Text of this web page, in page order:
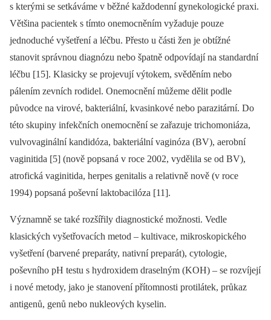
s kterými se setkáváme v běžné každodenní gynekologické praxi.
Většina pacientek s tímto onemocněním vyžaduje pouze
jednoduché vyšetření a léčbu. Přesto u části žen je obtížné
stanovit správnou diagnózu nebo špatně odpovídají na standardní
léčbu [15]. Klasicky se projevují výtokem, svěděním nebo
pálením zevních rodidel. Onemocnění můžeme dělit podle
původce na virové, bakteriální, kvasinkové nebo parazitární. Do
této skupiny infekčních onemocnění se zařazuje trichomoniáza,
vulvovaginální kandidóza, bakteriální vaginóza (BV), aerobní
vaginitida [5] (nově popsaná v roce 2002, vydělila se od BV),
atrofická vaginitida, herpes genitalis a relativně nově (v roce
1994) popsaná poševní laktobacilóza [11].
Významně se také rozšířily diagnostické možnosti. Vedle
klasických vyšetřovacích metod –⁠ kultivace, mikroskopického
vyšetření (barvené preparáty, nativní preparát), cytologie,
poševního pH testu s hydroxidem draselným (KOH) –⁠ se rozvíjejí
i nové metody, jako je stanovení přítomnosti protilátek, průkaz
antigenů, genů nebo nukleových kyselin.